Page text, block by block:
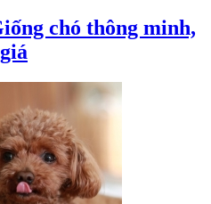
chó thông minh,